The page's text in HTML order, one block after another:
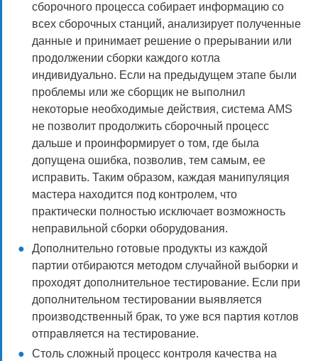
сборочного процесса собирает информацию со
всех сборочных станций, анализирует полученные
данные и принимает решение о прерывании или
продолжении сборки каждого котла
индивидуально. Если на предыдущем этапе были
проблемы или же сборщик не выполнил
некоторые необходимые действия, система AMS
не позволит продолжить сборочный процесс
дальше и проинформирует о том, где была
допущена ошибка, позволив, тем самым, ее
исправить. Таким образом, каждая манипуляция
мастера находится под контролем, что
практически полностью исключает возможность
неправильной сборки оборудования.
Дополнительно готовые продукты из каждой
партии отбираются методом случайной выборки и
проходят дополнительное тестирование. Если при
дополнительном тестировании выявляется
производственный брак, то уже вся партия котлов
отправляется на тестирование.
Столь сложный процесс контроля качества на